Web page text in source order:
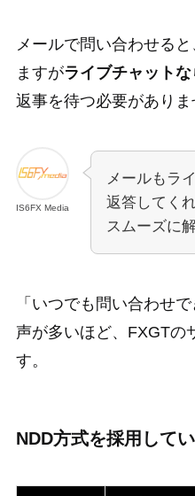
メールで問い合わせる
ますがライブチャット
返事を待つ必要がありま
IS6FX Media
メールもラ
返答してく
スムーズに
「いつでも問い合わせ
声が多いほど、FXGTの
す。
NDD方式を採用して